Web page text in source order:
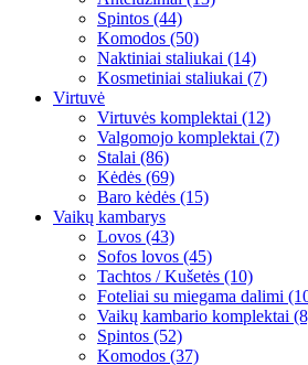
Spintos (44)
Komodos (50)
Naktiniai staliukai (14)
Kosmetiniai staliukai (7)
Virtuvė
Virtuvės komplektai (12)
Valgomojo komplektai (7)
Stalai (86)
Kėdės (69)
Baro kėdės (15)
Vaikų kambarys
Lovos (43)
Sofos lovos (45)
Tachtos / Kušetės (10)
Foteliai su miegama dalimi
Vaikų kambario komplektai
Spintos (52)
Komodos (37)